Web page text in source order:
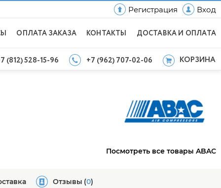
Регистрация Вход
ОПЛАТА ЗАКАЗА КОНТАКТЫ ДОСТАВКА И ОПЛАТА
(812) 528-15-96 +7 (962) 707-02-06 КОРЗИНА
Посмотреть все товары ABAC
Отзывы (0)